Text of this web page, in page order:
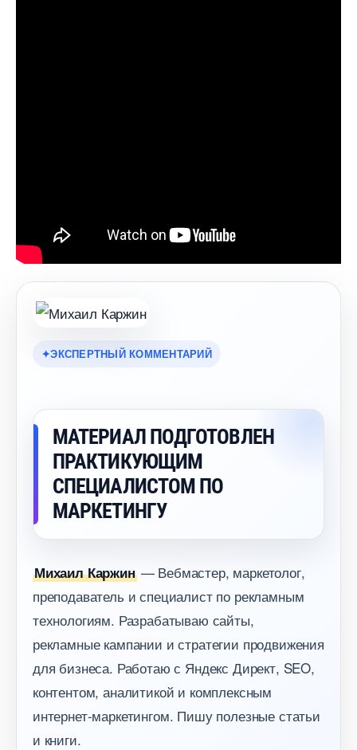
ЭКСПЕРТНЫЙ КОММЕНТАРИЙ
МАТЕРИАЛ ПОДГОТОВЛЕН
ПРАКТИКУЮЩИМ
СПЕЦИАЛИСТОМ ПО
МАРКЕТИНГУ
Михаил Каржин— Вебмастер, маркетолог,
преподаватель и специалист по рекламным
технологиям. Разрабатываю сайты,
рекламные кампании и стратегии продвижения
для бизнеса. Работаю с Яндекс Директ, SEO,
контентом, аналитикой и комплексным
интернет-маркетингом. Пишу полезные статьи
и книги.